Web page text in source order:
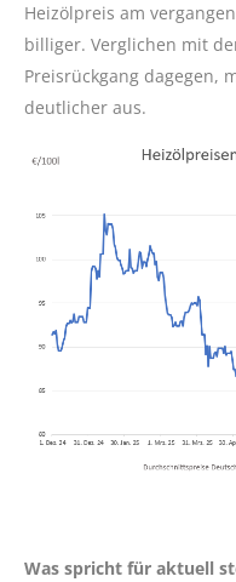
Heizölpreis am
billiger. Verglichen mit
Preisrückgang dagegen,
deutlicher aus.
Was spricht für aktuell